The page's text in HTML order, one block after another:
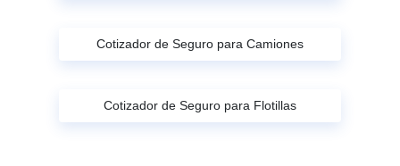
Cotizador de Seguro para Camiones
Cotizador de Seguro para Flotillas